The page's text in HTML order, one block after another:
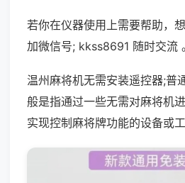
若你在仪器使用上需要帮助，
加微信号; kkss8691 随时交流 。
温州麻将机无需安装遥控器;普
般是指通过一些无需对麻将机
实现控制麻将牌功能的设备或工